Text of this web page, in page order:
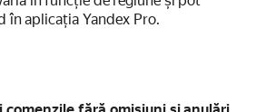
în aplicația Yandex Pro.